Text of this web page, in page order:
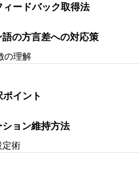
ードバック取得法
の方言差への対応策
の理解
イント
ョン維持方法
定術